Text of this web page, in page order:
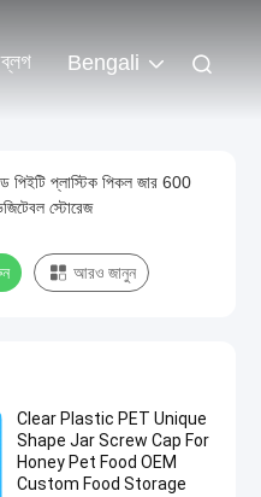
ব্লগ Bengali
পিইটি প্লাস্টিক পিকল জার 600
স্টোরেজ
আরও জানুন
Clear Plastic PET Unique
Shape Jar Screw Cap For
Honey Pet Food OEM
Custom Food Storage